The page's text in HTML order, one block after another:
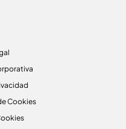
Cookies